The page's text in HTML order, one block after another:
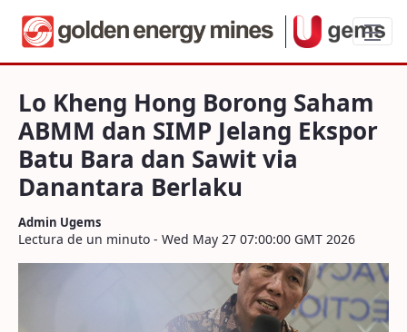
Lo Kheng Hong Borong Saham ABMM
Lo Kheng Hong Borong Saham
ABMM dan SIMP Jelang Ekspor
Batu Bara dan Sawit via
Danantara Berlaku
Admin Ugems
Lectura de un minuto - Wed May 27 07:00:00 GMT 2026